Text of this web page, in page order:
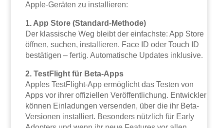
Apple-Geräten zu installieren:
1. App Store (Standard-Methode)
Der klassische Weg bleibt der einfachste: App Store
öffnen, suchen, installieren. Face ID oder Touch ID
bestätigen – fertig. Automatische Updates inklusive.
2. TestFlight für Beta-Apps
Apples TestFlight-App ermöglicht das Testen von
Apps vor ihrer offiziellen Veröffentlichung. Entwickler
können Einladungen versenden, über die ihr Beta-
Versionen installiert. Besonders nützlich für Early